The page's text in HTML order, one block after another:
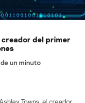
del primer
un minuto
Towns, el creador